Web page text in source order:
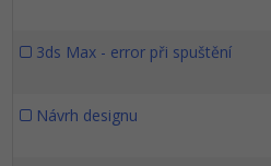
3ds Max - error při spuštění
Návrh designu